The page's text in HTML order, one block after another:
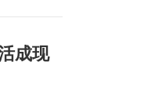
成现